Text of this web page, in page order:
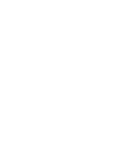
完了四上年级阅